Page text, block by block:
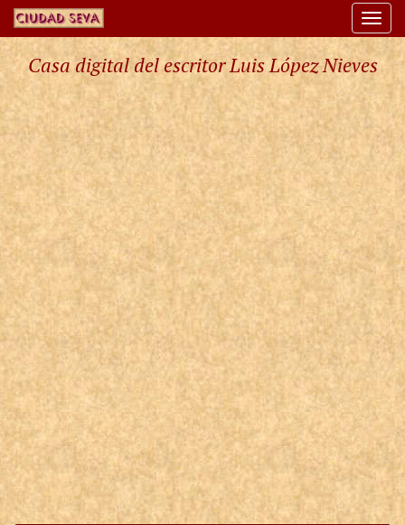
Casa digital del escritor Luis López Nieves